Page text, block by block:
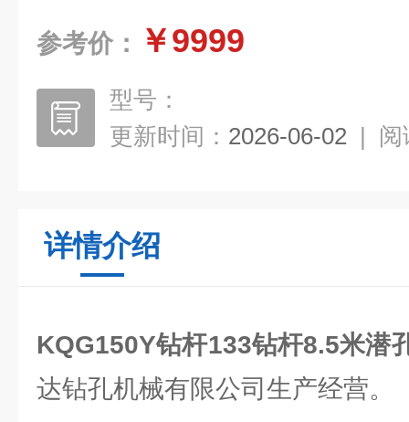
参考价： ￥9999
型号：
更新时间： 2026-06-02 | 阅
详情介绍
KQG150Y钻杆133钻杆8.5米潜
达钻孔机械有限公司生产经营。